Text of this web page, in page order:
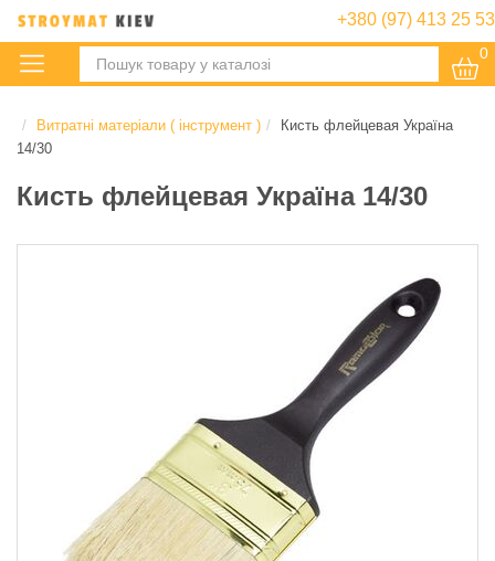
+380 (97) 413 25 53
0
Витратні матеріали ( інструмент )
Кисть флейцевая Україна
14/30
Кисть флейцевая Україна 14/30